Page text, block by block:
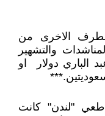
الاخرى من
والتشهير
دولار او
"لندن" كانت